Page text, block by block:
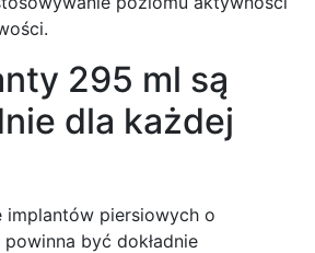
295 ml są
dla każdej
implantów piersiowych o
być dokładnie